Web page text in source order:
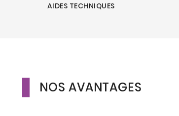
AIDES TECHNIQUES
NOS AVANTAGES